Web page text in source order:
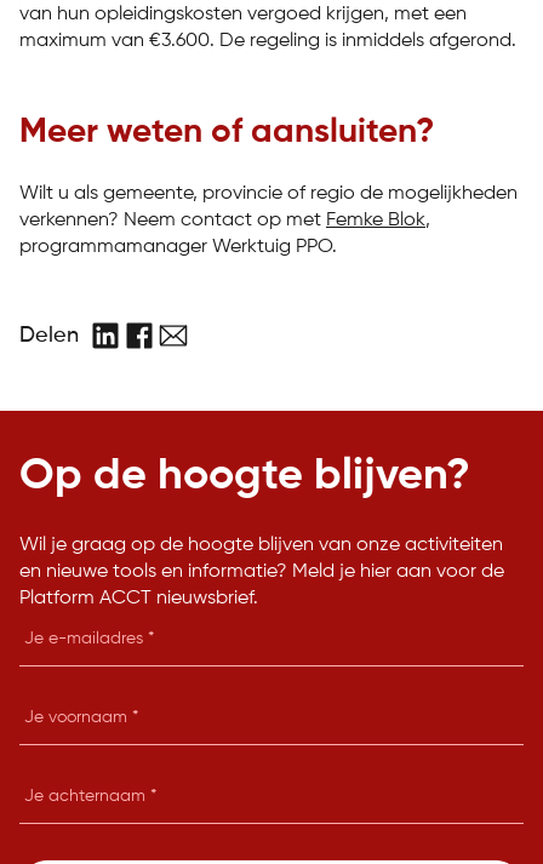
van hun opleidingskosten vergoed krijgen, met een
maximum van €3.600. De regeling is inmiddels afgerond.
Meer weten of aansluiten?
Wilt u als gemeente, provincie of regio de mogelijkheden
verkennen? Neem contact op met Femke Blok,
programmamanager Werktuig PPO.
Delen
LinkedInFacebook
E-
Op de hoogte blijven?
Wil je graag op de hoogte blijven van onze activiteiten
en nieuwe tools en informatie? Meld je hier aan voor de
Platform ACCT nieuwsbrief.